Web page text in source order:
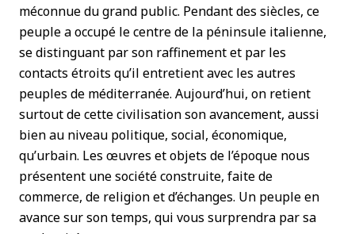
méconnue du grand public. Pendant des siècles, ce
peuple a occupé le centre de la péninsule italienne,
se distinguant par son raffinement et par les
contacts étroits qu’il entretient avec les autres
peuples de méditerranée. Aujourd’hui, on retient
surtout de cette civilisation son avancement, aussi
bien au niveau politique, social, économique,
qu’urbain. Les œuvres et objets de l’époque nous
présentent une société construite, faite de
commerce, de religion et d’échanges. Un peuple en
avance sur son temps, qui vous surprendra par sa